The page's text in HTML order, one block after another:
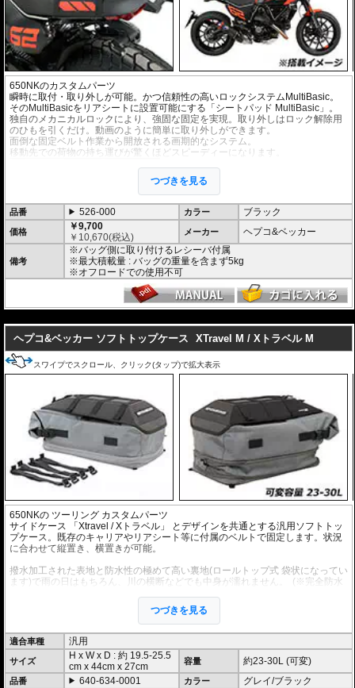
650NKのカスタムパーツ
瞬時に取付・取り外しが可能。かつ信頼性の高いロックシステムMultiBasic。
そのMultiBasicをリアシートに設置可能にする「シートパッド MultiBasic」。
独自のメカニカルロックにより、強固な固定を実現。取り外しはロック解除用
のひもを引くだけ。動画のように簡単に取り外しができます。
面倒な固定ベルト作業から開放される画期的なシステム。
移動先での荷物の持ち運びが驚くほどスピーディーになります。
0」 などの
が取り付け可能。豊富なラインナップで、
様々なユースケースに応えます。
また、別売のタンクリングMultiBasicを併
用すれば、リアバッグをタンクバッグ兼用
バッグとして使用も可能。
つづきを見る
品番 526-000 カラー ブラック
価格
￥9,700
￥ 10,670(税込) メーカー ヘプコ&ベッカー
備考
※バッグ側に取り付けるレシーバ付属
※最大積載量 : バッグの重量を含まず5kg
※オフロードでの使用不可
ヘプコ&ベッカー ソフトトップケース XTravel M / Xトラベル M
スワイプでスクロール、クリック(タップ)で拡大表示
650NKの ツーリング カスタムパーツ
サイドケース 「Xtravel / Xトラベル」 とデザインを共通とする汎用ソフトトッ
プケース。既存のキャリアやリアシート等に付属のベルトで固定します。状況
に合わせて縦置き、横置きが可能。
撥水加工された表地と防水性の極めて高い裏地(ロールトップ式 袋状になってい
ます)で雨の日はもちろん、川の横断などでも中身が濡れません。
(※完全防水
付属ショルダーストラップによって、目的地到着後には背中ら背負うことも可
重さ 約1.2kg
つづきを見る
適合車種 汎用
サイズ H x W x D : 約 19.5-25.5
cm x44cm x27cm 容量 約23-30L (可変)
品番 640-634-0001 カラー グレイ/ブラック